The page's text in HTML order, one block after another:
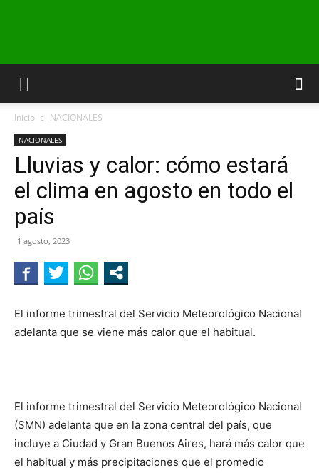
INFO24
NEGRO
Inicio NACIONALES
NACIONALES
Lluvias y calor: cómo estará
el clima en agosto en todo el
país
1 agosto, 2023
El informe trimestral del Servicio Meteorológico Nacional
adelanta que se viene más calor que el habitual.
El informe trimestral del Servicio Meteorológico Nacional
(SMN) adelanta que en la zona central del país, que
incluye a Ciudad y Gran Buenos Aires, hará más calor que
el habitual y más precipitaciones que el promedio